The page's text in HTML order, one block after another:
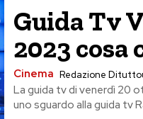
Guida Tv
2023 cosa
Cinema Redazione
La guida tv di venerdì 20
uno sguardo alla guida tv